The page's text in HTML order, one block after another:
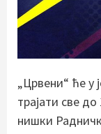
„Црвени“ ће у
трајати све
нишки